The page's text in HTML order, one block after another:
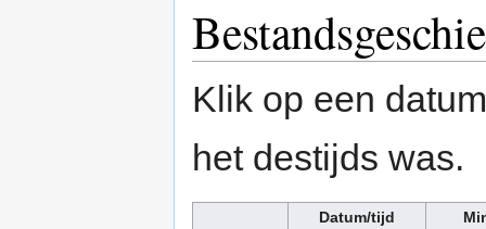
Klik op een
het destijds was.
Datum/tijd